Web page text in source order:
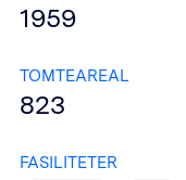
1959
TOMTEAREAL
823
FASILITETER